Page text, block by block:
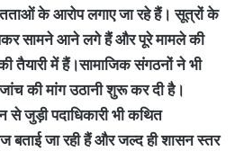
के आरोप लगाए जा रहे हैं। सूत्रों के
सामने आने लगे हैं और पूरे मामले की
तैयारी में हैं।सामाजिक संगठनों ने भी
की मांग उठानी शुरू कर दी है।
से जुड़ी पदाधिकारी भी कथित
बताई जा रही हैं और जल्द ही शासन स्तर